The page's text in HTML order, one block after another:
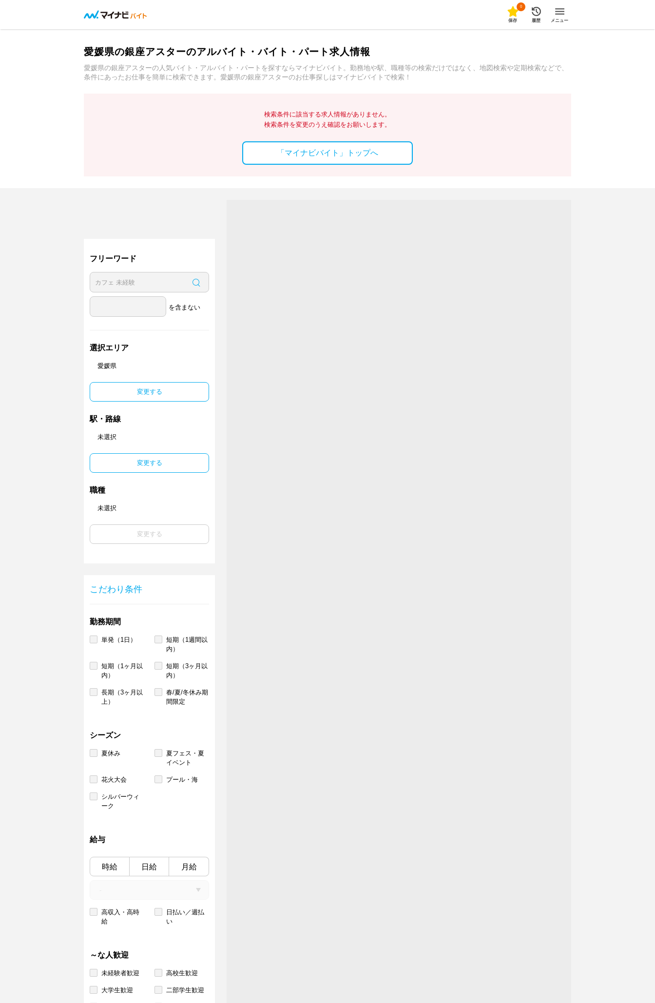
0
保存 履歴 メニュー
愛媛県の銀座アスターのアルバイト・バイト・パート求人情報
愛媛県の銀座アスターの人気バイト・アルバイト・パートを探すならマイナビバイト。勤務地や駅、職種等の検索だけではなく、地図検索や定期検索などで、
条件にあったお仕事を簡単に検索できます。愛媛県の銀座アスターのお仕事探しはマイナビバイトで検索！
検索条件に該当する求人情報がありません。
検索条件を変更のうえ確認をお願いします。
「マイナビバイト」トップへ
フリーワード
を含まない
選択エリア
愛媛県
変更する
駅・路線
未選択
変更する
職種
未選択
変更する
こだわり条件
勤務期間
単発（1日）
短期（1週間以
内）
短期（1ヶ月以
内）
短期（3ヶ月以
内）
長期（3ヶ月以
上）
春/夏/冬休み期
間限定
シーズン
夏休み
夏フェス・夏
イベント
花火大会 プール・海
シルバーウィ
ーク
給与
時給 日給 月給
高収入・高時
給
日払い／週払
い
～な人歓迎
未経験者歓迎 高校生歓迎
大学生歓迎 二部学生歓迎